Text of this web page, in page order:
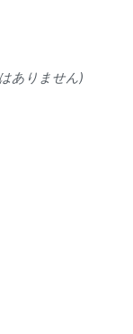
ありません)